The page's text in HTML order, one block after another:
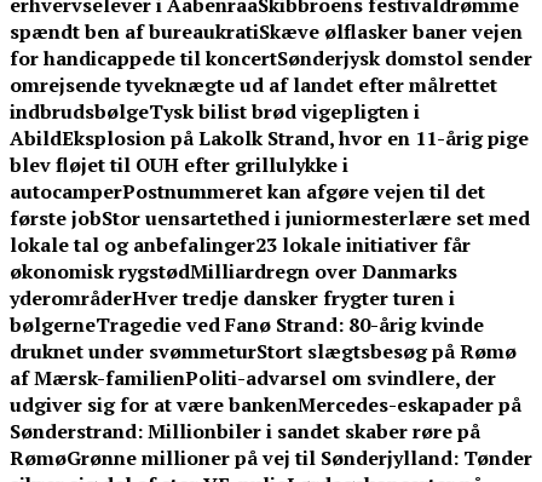
spændt ben af bureaukratiSkæve ølflasker baner vejen
for handicappede til koncertSønderjysk domstol sender
omrejsende tyveknægte ud af landet efter målrettet
indbrudsbølgeTysk bilist brød vigepligten i
AbildEksplosion på Lakolk Strand, hvor en 11-årig pige
blev fløjet til OUH efter grillulykke i
autocamperPostnummeret kan afgøre vejen til det
første jobStor uensartethed i juniormesterlære set med
lokale tal og anbefalinger23 lokale initiativer får
økonomisk rygstødMilliardregn over Danmarks
yderområderHver tredje dansker frygter turen i
bølgerneTragedie ved Fanø Strand: 80-årig kvinde
druknet under svømmeturStort slægtsbesøg på Rømø
af Mærsk-familienPoliti-advarsel om svindlere, der
udgiver sig for at være bankenMercedes-eskapader på
Sønderstrand: Millionbiler i sandet skaber røre på
RømøGrønne millioner på vej til Sønderjylland: Tønder